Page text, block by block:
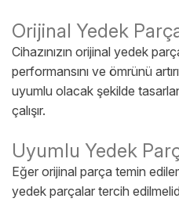
Orijinal Yedek
Cihazınızın orijinal yedek
performansını ve ömrünü
uyumlu olacak şekilde
çalışır.
Uyumlu Yedek
Eğer orijinal parça temin
yedek parçalar tercih